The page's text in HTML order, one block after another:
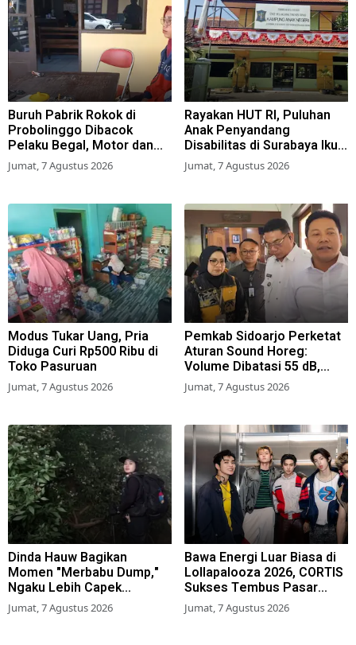
Buruh Pabrik Rokok di
Probolinggo Dibacok
Pelaku Begal, Motor dan
Tas Amblas
Jumat, 7 Agustus 2026
Rayakan HUT RI, Puluhan
Anak Penyandang
Disabilitas di Surabaya Ikuti
Beragam Lomba
Jumat, 7 Agustus 2026
Modus Tukar Uang, Pria
Diduga Curi Rp500 Ribu di
Toko Pasuruan
Jumat, 7 Agustus 2026
Pemkab Sidoarjo Perketat
Aturan Sound Horeg:
Volume Dibatasi 55 dB,
Wajib Kantongi Izin
Jumat, 7 Agustus 2026
Dinda Hauw Bagikan
Momen "Merbabu Dump,"
Ngaku Lebih Capek
Dibanding Gunung Sumbing
Jumat, 7 Agustus 2026
Bawa Energi Luar Biasa di
Lollapalooza 2026, CORTIS
Sukses Tembus Pasar
Musik Global
Jumat, 7 Agustus 2026